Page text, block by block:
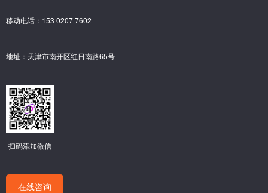
移动电话：153 0207 7602
地址：天津市南开区红日南路65号
扫码添加微信
在线咨询